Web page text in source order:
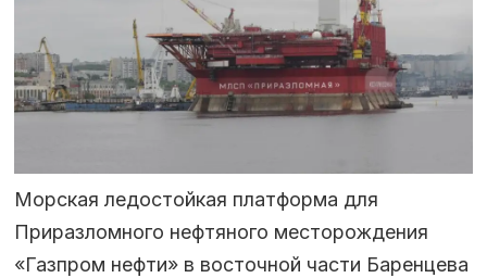
Морская ледостойкая платформа для
Приразломного нефтяного месторождения
«Газпром нефти» в восточной части Баренцева